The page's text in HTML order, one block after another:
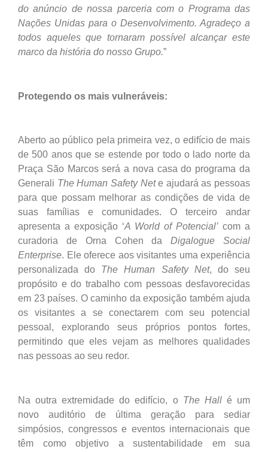
do anúncio de nossa parceria com o Programa das
Nações Unidas para o Desenvolvimento. Agradeço a
todos aqueles que tornaram possível alcançar este
marco da história do nosso Grupo.”
Protegendo os mais vulneráveis:
Aberto ao público pela primeira vez, o edifício de mais
de 500 anos que se estende por todo o lado norte da
Praça São Marcos será a nova casa do programa da
Generali The Human Safety Nete ajudará as pessoas
para que possam melhorar as condições de vida de
suas famílias e comunidades. O terceiro andar
apresenta a exposição ‘A World of Potencial’ com a
curadoria de Orna Cohen daDigalogue Social
Enterprise. Ele oferece aos visitantes uma experiência
personalizada do The Human Safety Net, do seu
propósito e do trabalho com pessoas desfavorecidas
em 23 países. O caminho da exposição também ajuda
os visitantes a se conectarem com seu potencial
pessoal, explorando seus próprios pontos fortes,
permitindo que eles vejam as melhores qualidades
nas pessoas ao seu redor.
Na outra extremidade do edifício, o The Hallé um
novo auditório de última geração para sediar
simpósios, congressos e eventos internacionais que
têm como objetivo a sustentabilidade em sua